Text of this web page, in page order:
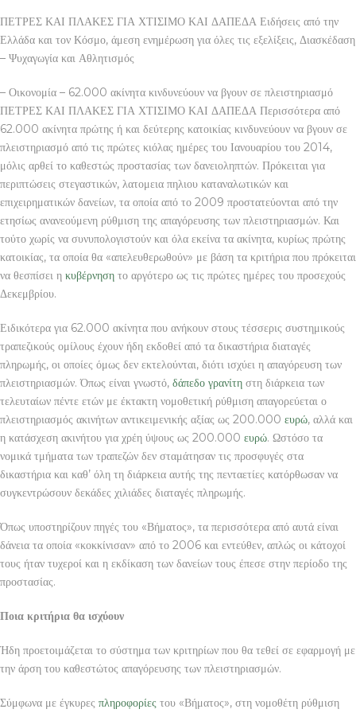
ΠΕΤΡΕΣ ΚΑΙ ΠΛΑΚΕΣ ΓΙΑ ΧΤΙΣΙΜΟ ΚΑΙ ΔΑΠΕΔΑ Ειδήσεις από την
Ελλάδα και τον Κόσμο, άμεση ενημέρωση για όλες τις εξελίξεις, Διασκέδαση
– Ψυχαγωγία και Αθλητισμός
– Οικονομία – 62.000 ακίνητα κινδυνεύουν να βγουν σε πλειστηριασμό
ΠΕΤΡΕΣ ΚΑΙ ΠΛΑΚΕΣ ΓΙΑ ΧΤΙΣΙΜΟ ΚΑΙ ΔΑΠΕΔΑ Περισσότερα από
62.000 ακίνητα πρώτης ή και δεύτερης κατοικίας κινδυνεύουν να βγουν σε
πλειστηριασμό από τις πρώτες κιόλας ημέρες του Ιανουαρίου του 2014,
μόλις αρθεί το καθεστώς προστασίας των δανειοληπτών. Πρόκειται για
περιπτώσεις στεγαστικών, λατομεια πηλιου καταναλωτικών και
επιχειρηματικών δανείων, τα οποία από το 2009 προστατεύονται από την
ετησίως ανανεούμενη ρύθμιση της απαγόρευσης των πλειστηριασμών. Και
τούτο χωρίς να συνυπολογιστούν και όλα εκείνα τα ακίνητα, κυρίως πρώτης
κατοικίας, τα οποία θα «απελευθερωθούν» με βάση τα κριτήρια που πρόκειται
να θεσπίσει η κυβέρνηση το αργότερο ως τις πρώτες ημέρες του προσεχούς
Δεκεμβρίου.
Ειδικότερα για 62.000 ακίνητα που ανήκουν στους τέσσερις συστημικούς
τραπεζικούς ομίλους έχουν ήδη εκδοθεί από τα δικαστήρια διαταγές
πληρωμής, οι οποίες όμως δεν εκτελούνται, διότι ισχύει η απαγόρευση των
πλειστηριασμών. Όπως είναι γνωστό, δάπεδο γρανίτη στη διάρκεια των
τελευταίων πέντε ετών με έκτακτη νομοθετική ρύθμιση απαγορεύεται ο
πλειστηριασμός ακινήτων αντικειμενικής αξίας ως 200.000 ευρώ, αλλά και
η κατάσχεση ακινήτου για χρέη ύψους ως 200.000 ευρώ. Ωστόσο τα
νομικά τμήματα των τραπεζών δεν σταμάτησαν τις προσφυγές στα
δικαστήρια και καθ’ όλη τη διάρκεια αυτής της πενταετίες κατόρθωσαν να
συγκεντρώσουν δεκάδες χιλιάδες διαταγές πληρωμής.
Όπως υποστηρίζουν πηγές του «Βήματος», τα περισσότερα από αυτά είναι
δάνεια τα οποία «κοκκίνισαν» από το 2006 και εντεύθεν, απλώς οι κάτοχοί
τους ήταν τυχεροί και η εκδίκαση των δανείων τους έπεσε στην περίοδο της
προστασίας.
Ποια κριτήρια θα ισχύουν
Ήδη προετοιμάζεται το σύστημα των κριτηρίων που θα τεθεί σε εφαρμογή με
την άρση του καθεστώτος απαγόρευσης των πλειστηριασμών.
Σύμφωνα με έγκυρες πληροφορίες του «Βήματος», στη νομοθέτη ρύθμιση